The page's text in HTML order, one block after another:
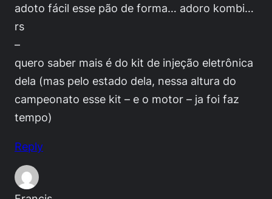
adoto fácil esse pão de forma… adoro kombi…
rs
–
quero saber mais é do kit de injeção eletrônica
dela (mas pelo estado dela, nessa altura do
campeonato esse kit – e o motor – ja foi faz
tempo)
Reply